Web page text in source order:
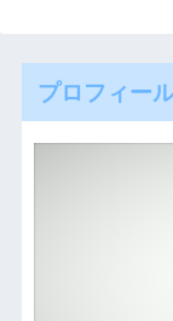
プロフィー